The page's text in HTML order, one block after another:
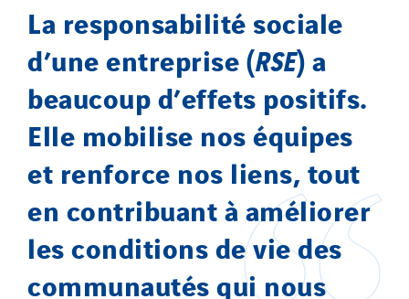
La responsabilité sociale
d’une entreprise (RSE) a
beaucoup d’effets positifs.
Elle mobilise nos équipes
et renforce nos liens, tout
en contribuant à améliorer
les conditions de vie des
communautés qui nous